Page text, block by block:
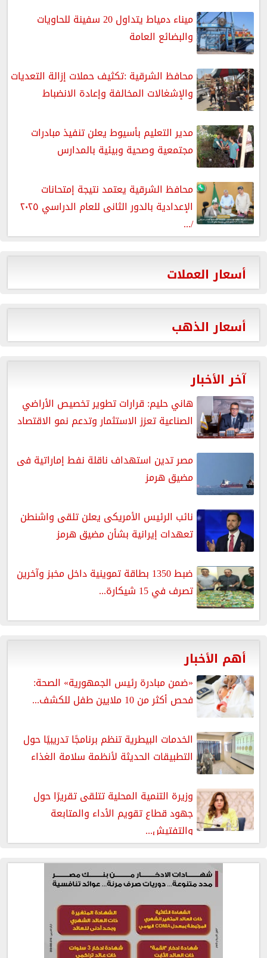
ميناء دمياط يتداول 20 سفينة للحاويات
والبضائع العامة
محافظ الشرقية :تكثيف حملات إزالة التعديات
والإشغالات المخالفة وإعادة الانضباط
مدير التعليم بأسيوط يعلن تنفيذ مبادرات
مجتمعية وصحية وبيئية بالمدارس
محافظ الشرقية يعتمد نتيجة إمتحانات
الإعدادية بالدور الثانى للعام الدراسي ٢٠٢٥
/...
أسعار العملات
أسعار الذهب
آخر الأخبار
هاني حليم: قرارات تطوير تخصيص الأراضي
الصناعية تعزز الاستثمار وتدعم نمو الاقتصاد
مصر تدين استهداف ناقلة نفط إماراتية فى
مضيق هرمز
نائب الرئيس الأمريكى يعلن تلقى واشنطن
تعهدات إيرانية بشأن مضيق هرمز
ضبط 1350 بطاقة تموينية داخل مخبز وآخرين
تصرف في 15 شيكارة...
أهم الأخبار
«ضمن مبادرة رئيس الجمهورية» الصحة:
فحص أكثر من 10 ملايين طفل للكشف...
الخدمات البيطرية تنظم برنامجًا تدريبيًا حول
التطبيقات الحديثة لأنظمة سلامة الغذاء
وزيرة التنمية المحلية تتلقى تقريرًا حول
جهود قطاع تقويم الأداء والمتابعة
والتفتيش...